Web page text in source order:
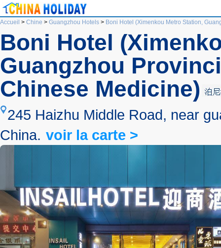
Accueil > Chine > Guangzhou Hotels > Boni Hotel (Ximenkou Metro Station,
Boni Hotel
Guangzhou
Chinese Medicine)
245 Haizhu Middle Road, near
China. voir la carte >